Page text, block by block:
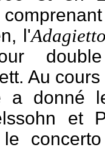
l'
Au
a donné
et